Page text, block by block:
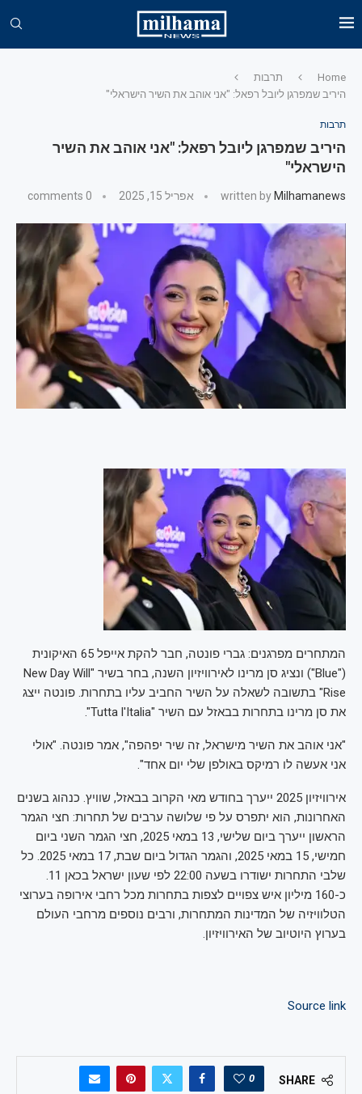
Home
תרבות
היריב שמפרגן ליובל רפאל: "אני אוהב את השיר הישראלי"
תרבות
היריב שמפרגן ליובל רפאל: "אני אוהב את השיר
הישראלי"
written by Milhamanews אפריל 15, 2025 0 comments
המתחרים מפרגנים: גברי פונטה, חבר להקת אייפל 65 האיקונית
("Blue") ונציג סן מרינו לאירוויזיון השנה, בחר בשיר "New Day Will
Rise" בתשובה לשאלה על השיר החביב עליו בתחרות. פונטה ייצג
את סן מרינו בתחרות בבאזל עם השיר "Tutta l'Italia".
"אני אוהב את השיר מישראל, זה שיר יפהפה", אמר פונטה. "אולי
אני אעשה לו רמיקס באולפן שלי יום אחד".
אירוויזיון 2025 ייערך בחודש מאי הקרוב בבאזל, שוויץ. כנהוג בשנים
האחרונות, הוא יתפרס על פי שלושה ערבים של תחרות: חצי הגמר
הראשון ייערך ביום שלישי, 13 במאי 2025, חצי הגמר השני ביום
חמישי, 15 במאי 2025, והגמר הגדול ביום שבת, 17 במאי 2025. כל
שלבי התחרות ישודרו בשעה 22:00 לפי שעון ישראל בכאן 11.
כ-160 מיליון איש צפויים לצפות בתחרות מכל רחבי אירופה בערוצי
הטלוויזיה של המדינות המתחרות, ורבים נוספים מרחבי העולם
בערוץ היוטיוב של האירוויזיון.
Source link
SHARE
0